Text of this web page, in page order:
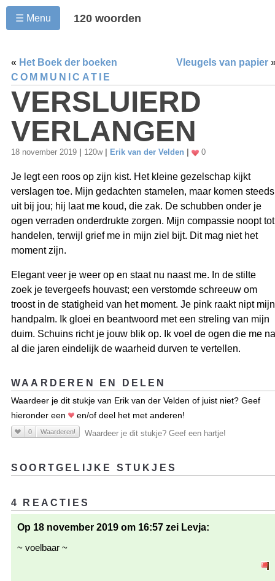
☰ Menu 120 woorden
« Het Boek der boeken Vleugels van papier
COMMUNICATIE
VERSLUIERD
VERLANGEN
18 november 2019 120w Erik van der Velden 0
Je legt een roos op zijn kist. Het kleine gezelschap kijkt
verslagen toe. Mijn gedachten stamelen, maar komen steeds
uit bij jou; hij laat me koud, die zak. De schubben onder je
ogen verraden onderdrukte zorgen. Mijn compassie noopt tot
handelen, terwijl grief me in mijn ziel bijt. Dit mag niet het
moment zijn.
Elegant veer je weer op en staat nu naast me. In de stilte
zoek je tevergeefs houvast; een verstomde schreeuw om
troost in de statigheid van het moment. Je pink raakt nipt mijn
handpalm. Ik gloei en beantwoord met een streling van mijn
duim. Schuins richt je jouw blik op. Ik voel de ogen die me na
al die jaren eindelijk de waarheid durven te vertellen.
WAARDEREN EN DELEN
Waardeer je dit stukje van Erik van der Velden of juist niet? Geef
hieronder een
en/of deel het met anderen!
0 Waarderen! Waardeer je dit stukje? Geef een hartje!
SOORTGELIJKE STUKJES
4 REACTIES
Op 18 november 2019 om 16:57 zei Levja:
~ voelbaar ~